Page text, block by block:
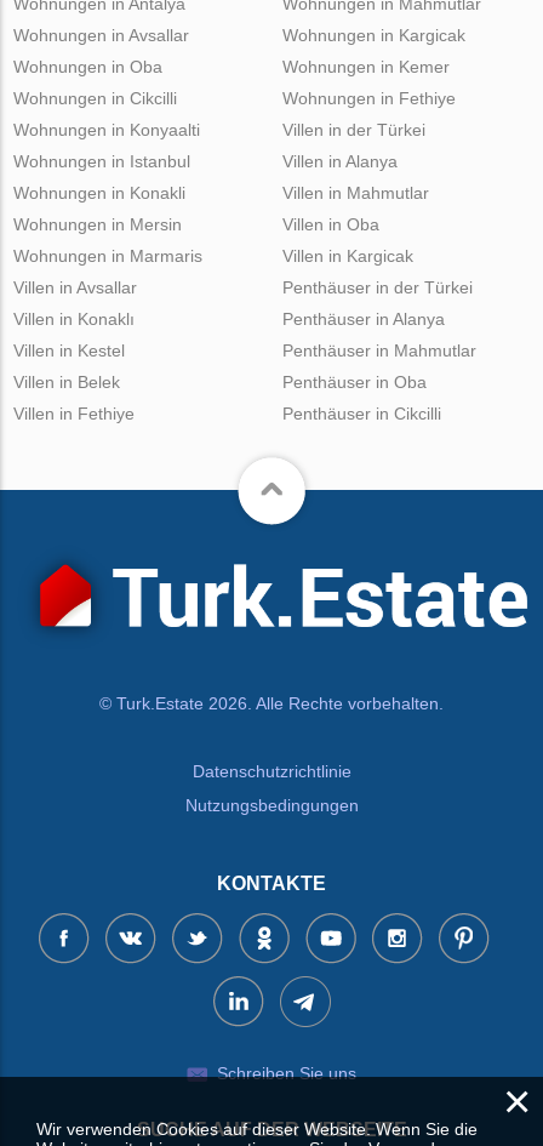
Wohnungen in Avsallar
Wohnungen in Oba
Wohnungen in Cikcilli
Wohnungen in Kargicak
Wohnungen in Kemer
Wohnungen in Fethiye
Wohnungen in Konyaalti
Wohnungen in Istanbul
Wohnungen in Konakli
Wohnungen in Mersin
Wohnungen in Marmaris
Villen in der Türkei
Villen in Alanya
Villen in Mahmutlar
Villen in Oba
Villen in Kargicak
Villen in Avsallar
Villen in Konaklı
Villen in Kestel
Villen in Belek
Villen in Fethiye
Penthäuser in der Türkei
Penthäuser in Alanya
Penthäuser in Mahmutlar
Penthäuser in Oba
Penthäuser in Cikcilli
© Turk.Estate 2026. Alle Rechte vorbehalten.
Datenschutzrichtlinie
Nutzungsbedingungen
KONTAKTE
Schreiben Sie uns
SUCHE AUF DER WEBSEITE
×
Wir verwenden Cookies auf dieser Website. Wenn Sie die